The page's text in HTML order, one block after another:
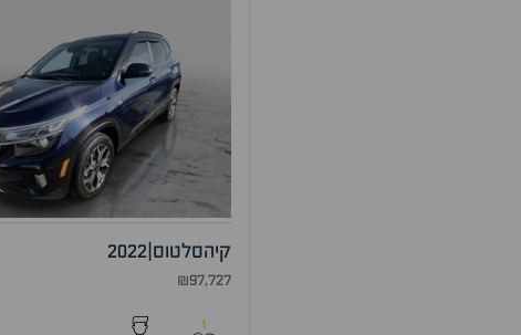
קיהסלטוס |
2022
₪97,727
1